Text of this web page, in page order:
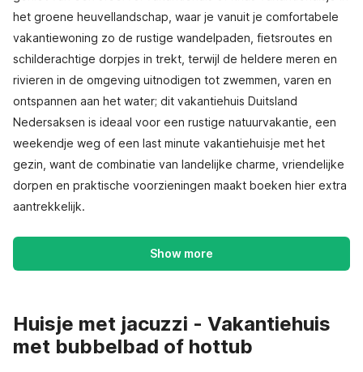
het groene heuvellandschap, waar je vanuit je comfortabele
vakantiewoning zo de rustige wandelpaden, fietsroutes en
schilderachtige dorpjes in trekt, terwijl de heldere meren en
rivieren in de omgeving uitnodigen tot zwemmen, varen en
ontspannen aan het water; dit vakantiehuis Duitsland
Nedersaksen is ideaal voor een rustige natuurvakantie, een
weekendje weg of een last minute vakantiehuisje met het
gezin, want de combinatie van landelijke charme, vriendelijke
dorpen en praktische voorzieningen maakt boeken hier extra
aantrekkelijk.
Show more
Huisje met jacuzzi - Vakantiehuis
met bubbelbad of hottub